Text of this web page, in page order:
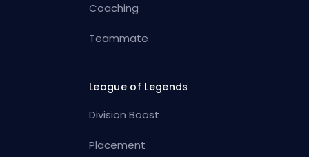
Coaching
Teammate
League of Legends
Division Boost
Placement